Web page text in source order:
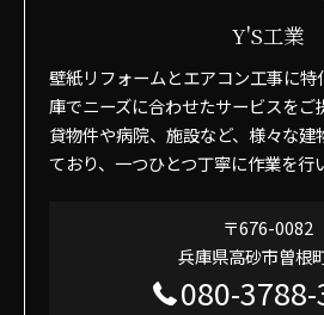
Y'S工業
壁紙リフォームとエアコン工事に
庫でニーズに合わせたサービスをご
貸物件や病院、施設など、様々な建
ており、一つひとつ丁寧に作業を行
〒676-0082
兵庫県高砂市曽根
080-